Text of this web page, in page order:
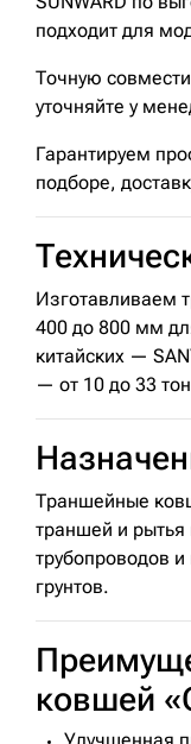
подходит для
Точную
уточняйте у
Гарантируем
подборе,
Изготавливаем
400 до 800 мм
китайских —
— от 10 до 33
Траншейные
траншей и рытья
трубопроводов
грунтов.
ковшей